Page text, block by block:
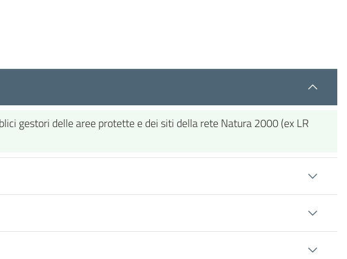
gestori delle aree protette e dei siti della rete Natura 2000 (ex LR